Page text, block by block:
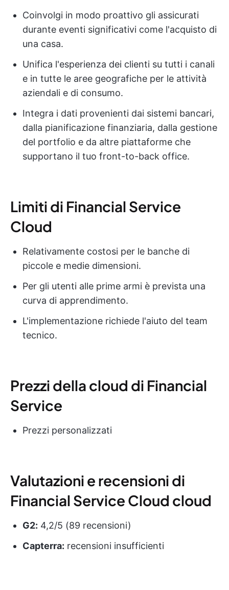
Coinvolgi in modo proattivo gli assicurati
durante eventi significativi come l'acquisto di
una casa.
Unifica l'esperienza dei clienti su tutti i canali
e in tutte le aree geografiche per le attività
aziendali e di consumo.
Integra i dati provenienti dai sistemi bancari,
dalla pianificazione finanziaria, dalla gestione
del portfolio e da altre piattaforme che
supportano il tuo front-to-back office.
Limiti di Financial Service
Cloud
Relativamente costosi per le banche di
piccole e medie dimensioni.
Per gli utenti alle prime armi è prevista una
curva di apprendimento.
L'implementazione richiede l'aiuto del team
tecnico.
Prezzi della cloud di Financial
Service
Prezzi personalizzati
Valutazioni e recensioni di
Financial Service Cloud cloud
G2: 4,2/5 (89 recensioni)
Capterra: recensioni insufficienti